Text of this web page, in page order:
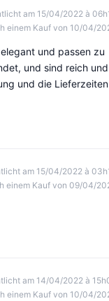
am 15/04/2022 à
einem Kauf von 10/04/
und passen zu
und sind reich und
und die Lieferzeiten
am 15/04/2022 à
einem Kauf von 09/04/
am 14/04/2022 à
einem Kauf von 10/04/